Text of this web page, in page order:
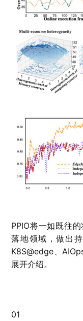
PPIO将一如既往
落地领域，做出
K8S@edge、
展开介绍。
01